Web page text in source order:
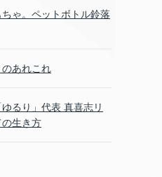
ゃ。ペットボトル鈴落
あれこれ
るり」代表 真喜志リ
生き方